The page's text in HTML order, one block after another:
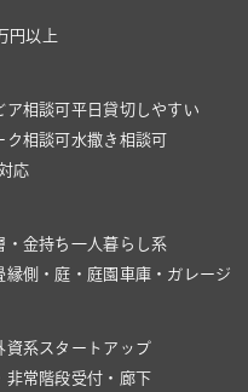
円以上
ア相談可平日貸切しやすい
ク相談可水撒き相談可
応
・金持ち 一人暮らし系
縁側・庭・庭園 車庫・ガレージ
資系スタートアップ
非常階段受付・廊下